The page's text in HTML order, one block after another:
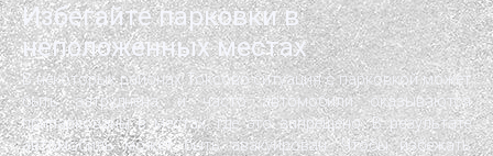
Избегайте парковки в
неположенных местах
В некоторых районах Токсово ситуация с парковкой может
быть затруднена, и часто автомобили оказываются
припаркованы в местах, где это запрещено. В результате
автомобиль может быть эвакуирован. Чтобы избежать